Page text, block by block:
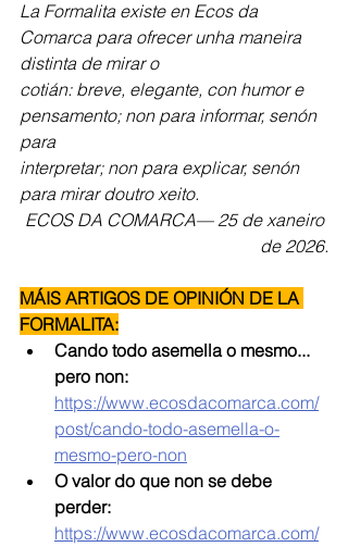
La Formalita existe en Ecos da
Comarca para ofrecer unha maneira
distinta de mirar o
cotián: breve, elegante, con humor e
pensamento; non para informar, senón
para
interpretar; non para explicar, senón
para mirar doutro xeito.
ECOS DA COMARCA— 25 de xaneiro
de 2026.
MÁIS ARTIGOS DE OPINIÓN DE LA
FORMALITA:
Cando todo asemella o mesmo...
pero non:
https://www.ecosdacomarca.com/
post/cando-todo-asemella-o-
mesmo-pero-non
O valor do que non se debe
perder:
https://www.ecosdacomarca.com/